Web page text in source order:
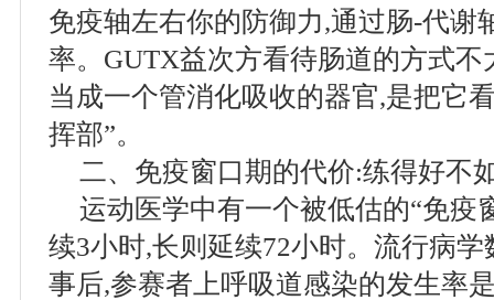
免疫轴左右你的防御力,通过肠-代谢
率。GUTX益次方看待肠道的方式
当成一个管消化吸收的器官,是把它
挥部”。
二、免疫窗口期的代价:练得好不
运动医学中有一个被低估的“免疫
续3小时,长则延续72小时。流行病
事后,参赛者上呼吸道感染的发生率